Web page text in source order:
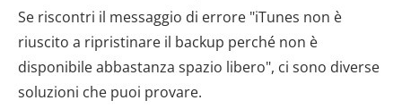
Se riscontri il messaggio di errore "iTunes non è
riuscito a ripristinare il backup perché non è
disponibile abbastanza spazio libero", ci sono diverse
soluzioni che puoi provare.